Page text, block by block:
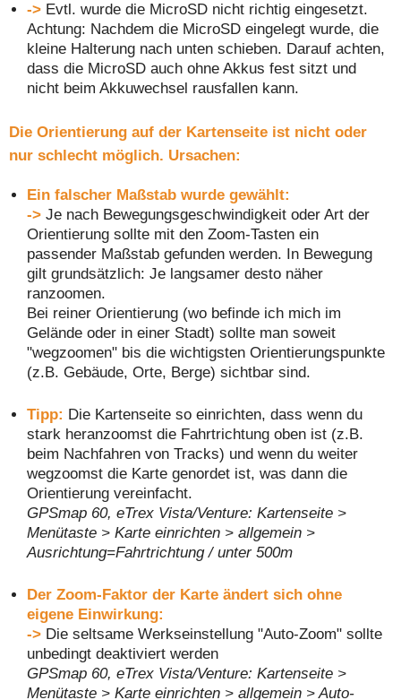
-> Evtl. wurde die MicroSD nicht richtig eingesetzt.
Achtung: Nachdem die MicroSD eingelegt wurde, die
kleine Halterung nach unten schieben. Darauf achten,
dass die MicroSD auch ohne Akkus fest sitzt und
nicht beim Akkuwechsel rausfallen kann.
Die Orientierung auf der Kartenseite ist nicht oder
nur schlecht möglich. Ursachen:
Ein falscher Maßstab wurde gewählt:
-> Je nach Bewegungsgeschwindigkeit oder Art der
Orientierung sollte mit den Zoom-Tasten ein
passender Maßstab gefunden werden. In Bewegung
gilt grundsätzlich: Je langsamer desto näher
ranzoomen.
Bei reiner Orientierung (wo befinde ich mich im
Gelände oder in einer Stadt) sollte man soweit
"wegzoomen" bis die wichtigsten Orientierungspunkte
(z.B. Gebäude, Orte, Berge) sichtbar sind.
Tipp: Die Kartenseite so einrichten, dass wenn du
stark heranzoomst die Fahrtrichtung oben ist (z.B.
beim Nachfahren von Tracks) und wenn du weiter
wegzoomst die Karte genordet ist, was dann die
Orientierung vereinfacht.
GPSmap 60, eTrex Vista/Venture: Kartenseite >
Menütaste > Karte einrichten > allgemein >
Ausrichtung=Fahrtrichtung / unter 500m
Der Zoom-Faktor der Karte ändert sich ohne
eigene Einwirkung:
-> Die seltsame Werkseinstellung "Auto-Zoom" sollte
unbedingt deaktiviert werden
GPSmap 60, eTrex Vista/Venture: Kartenseite >
Menütaste > Karte einrichten > allgemein > Auto-